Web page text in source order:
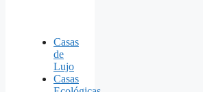
Casas
de
Lujo
Casas